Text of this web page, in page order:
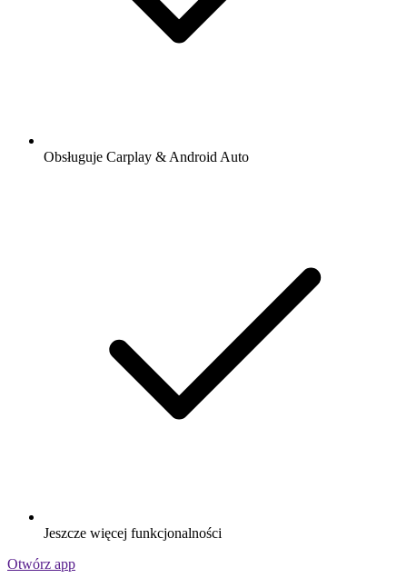
Obsługuje Carplay & Android Auto
Jeszcze więcej funkcjonalności
Otwórz app